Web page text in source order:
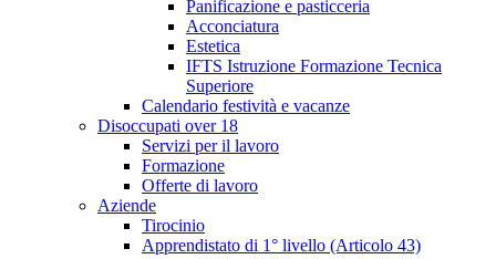
Panificazione e pasticceria
Acconciatura
Estetica
IFTS Istruzione Formazione Tecnica
Superiore
Calendario festività e vacanze
Disoccupati over 18
Servizi per il lavoro
Formazione
Offerte di lavoro
Aziende
Tirocinio
Apprendistato di 1° livello (Articolo 43)